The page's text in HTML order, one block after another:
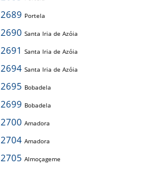
2689 Portela
2690 Santa Iria de Azóia
2691 Santa Iria de Azóia
2694 Santa Iria de Azóia
2695 Bobadela
2699 Bobadela
2700 Amadora
2704 Amadora
2705 Almoçageme